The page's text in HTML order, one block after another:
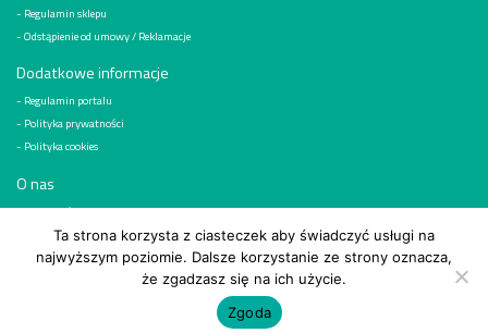
Regulamin sklepu
Odstąpienie od umowy / Reklamacje
Dodatkowe informacje
Regulamin portalu
Polityka prywatności
Polityka cookies
O nas
Kim jesteśmy
Reklama
Kontakt
Wydawnictwo „Działkowiec” Sp. z o.o, ul. Bobrowiecka 1, 00-728 Warszawa
Ta strona korzysta z ciasteczek aby świadczyć usługi na
najwyższym poziomie. Dalsze korzystanie ze strony oznacza,
że zgadzasz się na ich użycie.
Zgoda